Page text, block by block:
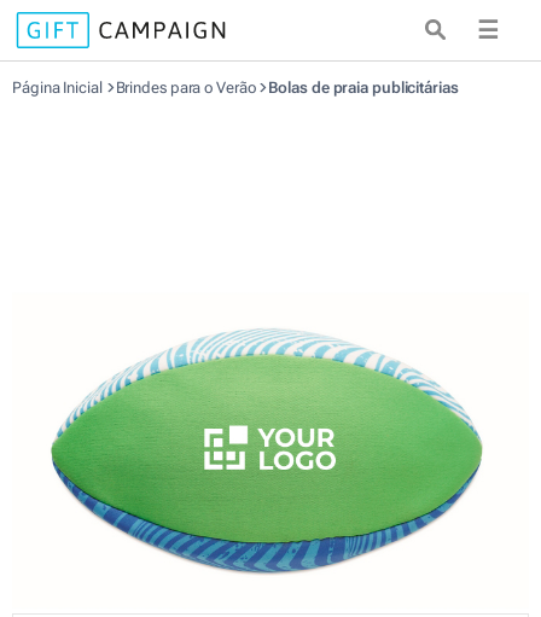
☰
Página Inicial Brindes para o Verão Bolas de praia publicitárias